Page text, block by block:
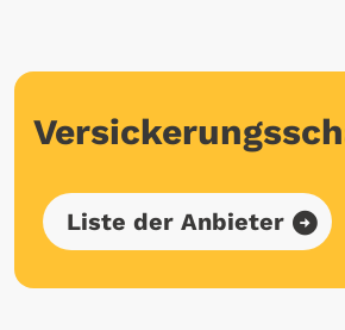
Liste der Anbieter